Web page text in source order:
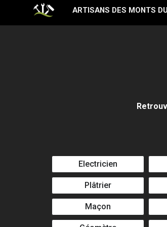
ARTISANS DES MONTS
Electricien
Plâtrier
Maçon